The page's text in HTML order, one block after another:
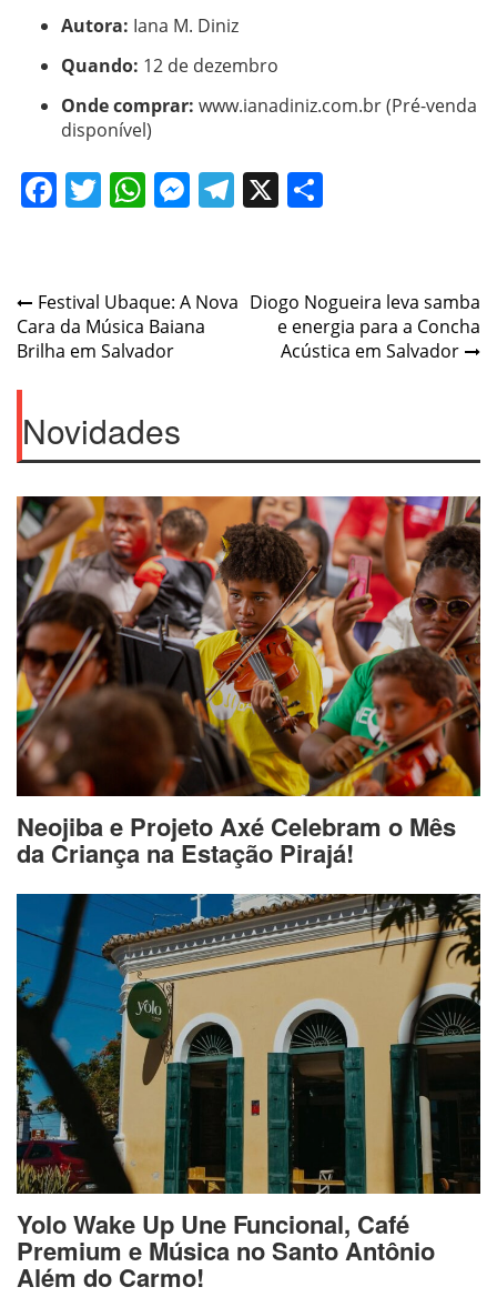
Autora: Iana M. Diniz
Quando: 12 de dezembro
Onde comprar: www.ianadiniz.com.br(Pré-venda
disponível)
Facebook
Twitter
WhatsApp
Messenger
Telegram
X
Post
navigation
Festival Ubaque: A Nova
Cara da Música Baiana
Brilha em Salvador
Diogo Nogueira leva samba
e energia para a Concha
Acústica em Salvador
Novidades
Neojiba e Projeto Axé Celebram o Mês
da Criança na Estação Pirajá!
Yolo Wake Up Une Funcional, Café
Premium e Música no Santo Antônio
Além do Carmo!